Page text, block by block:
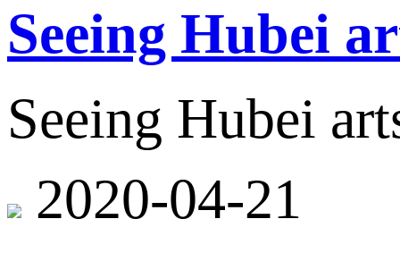
Seeing Hubei
Seeing Hubei
2020-04-21